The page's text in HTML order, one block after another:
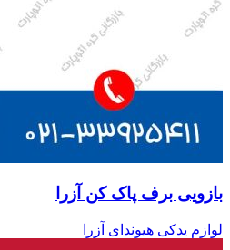
بازویی برف پاک کن آزرا
لوازم یدکی هیوندای آزرا